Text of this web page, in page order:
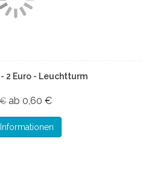
2 Euro - Leuchtturm
ab 0,60 €